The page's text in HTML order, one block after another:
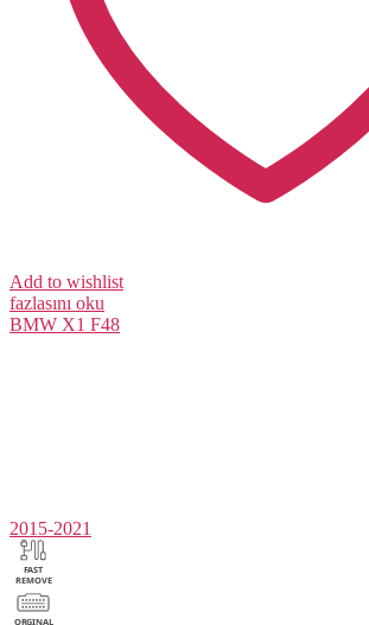
Add to wishlist
fazlasını oku
BMW X1 F48
2015-2021